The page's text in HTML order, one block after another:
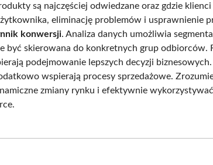
są najczęściej odwiedzane oraz gdzie klienci
eliminację problemów i usprawnienie
konwersji. Analiza danych umożliwia
być skierowana do konkretnych grup odbiorców.
podejmowanie lepszych decyzji
wspierają procesy sprzedażowe.
zmiany rynku i efektywnie